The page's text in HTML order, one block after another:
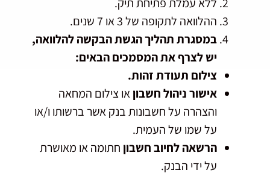
ההלוואה לתקופה של 3 או 7 שנים.
במסגרת תהליך הגשת הבקשה להלוואה,
יש לצרף את המסמכים הבאים:
צילום תעודת זהות.
אישור ניהול חשבוןאו צילום המחאה
והצהרה על חשבונות בנק אשר ברשותו ו/או
על שמו של העמית.
הרשאה לחיוב חשבון חתומה או מאושרת
על ידי הבנק.